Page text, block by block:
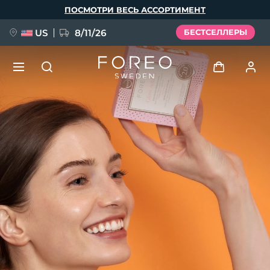
ПОСМОТРИ ВЕСЬ АССОРТИМЕНТ
US 8/11/26 БЕСТСЕЛЛЕРЫ
Профиль пользователя
Мои приборы
Мои заказы
Мои адреса
Мои подписки
НОВИНКА
FAQ™ Pure Beauty-Tech Elixir
BREAKING NEWS
issa™ Teeth Whitening Set
Язык
English Deutsch
Español
Français
Italiano
Português
Polski
Svenska
Русский
Türkçe
简体中文